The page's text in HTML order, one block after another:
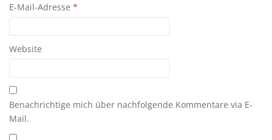
E-Mail-Adresse *
Website
Benachrichtige mich über nachfolgende Kommentare via E-
Mail.